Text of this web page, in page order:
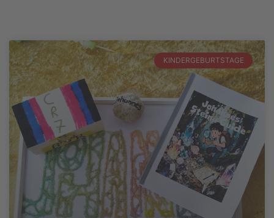
KINDERGEBURTSTAGE